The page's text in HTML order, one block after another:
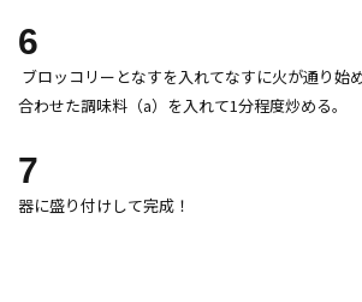
6
ブロッコリーとなすを入れてなすに火が通り始
合わせた調味料（a）を入れて1分程度炒める。
7
器に盛り付けして完成！